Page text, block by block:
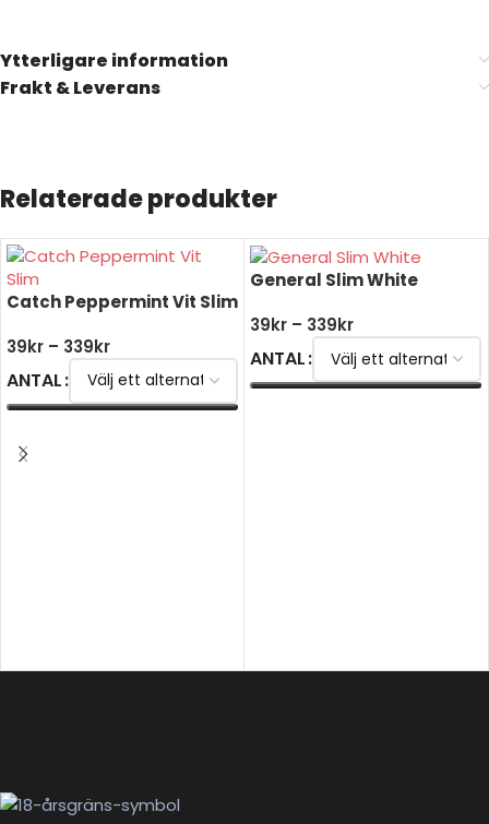
Ytterligare information
Frakt & Leverans
Relaterade produkter
Catch Peppermint Vit Slim
39kr – 339kr
ANTAL
General Slim White
39kr – 339kr
ANTAL